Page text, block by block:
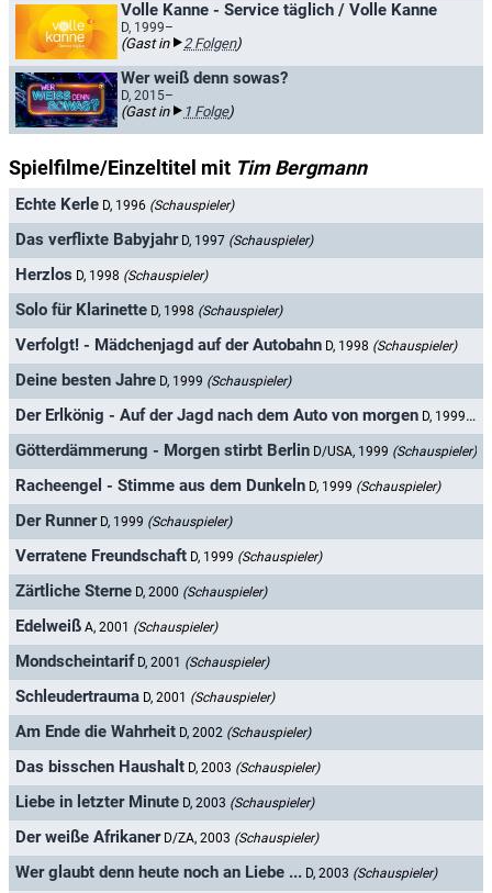
Volle Kanne - Service täglich / Volle Kanne
D, 1999–
(Gast in 2 Folgen)
Wer weiß denn sowas?
D, 2015–
(Gast in 1 Folge)
Spielfilme/Einzeltitel mit Tim Bergmann
Echte Kerle D, 1996 (Schauspieler)
Das verflixte Babyjahr D, 1997 (Schauspieler)
Herzlos D, 1998 (Schauspieler)
Solo für Klarinette D, 1998 (Schauspieler)
Verfolgt! - Mädchenjagd auf der Autobahn D, 1998 (Schauspieler)
Deine besten Jahre D, 1999 (Schauspieler)
Der Erlkönig - Auf der Jagd nach dem Auto von morgen D, 1999
Götterdämmerung - Morgen stirbt Berlin D/USA, 1999 (Schauspieler)
Racheengel - Stimme aus dem Dunkeln D, 1999 (Schauspieler)
Der Runner D, 1999 (Schauspieler)
Verratene Freundschaft D, 1999 (Schauspieler)
Zärtliche Sterne D, 2000 (Schauspieler)
Edelweiß A, 2001 (Schauspieler)
Mondscheintarif D, 2001 (Schauspieler)
Schleudertrauma D, 2001 (Schauspieler)
Am Ende die Wahrheit D, 2002 (Schauspieler)
Das bisschen Haushalt D, 2003 (Schauspieler)
Liebe in letzter Minute D, 2003 (Schauspieler)
Der weiße Afrikaner D/ZA, 2003 (Schauspieler)
Wer glaubt denn heute noch an Liebe ... D, 2003 (Schauspieler)